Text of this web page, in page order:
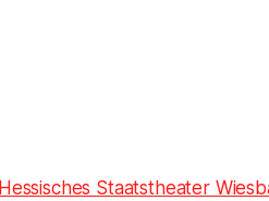
Hessisches Staatstheater